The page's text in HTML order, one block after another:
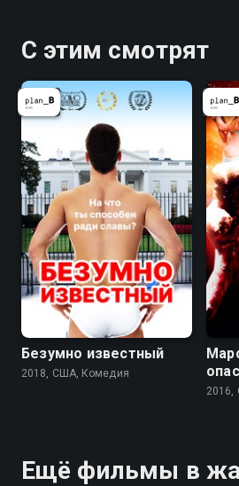
С этим смотрят
Безумно известный
2018, США, Комедия
Ещё фильмы в